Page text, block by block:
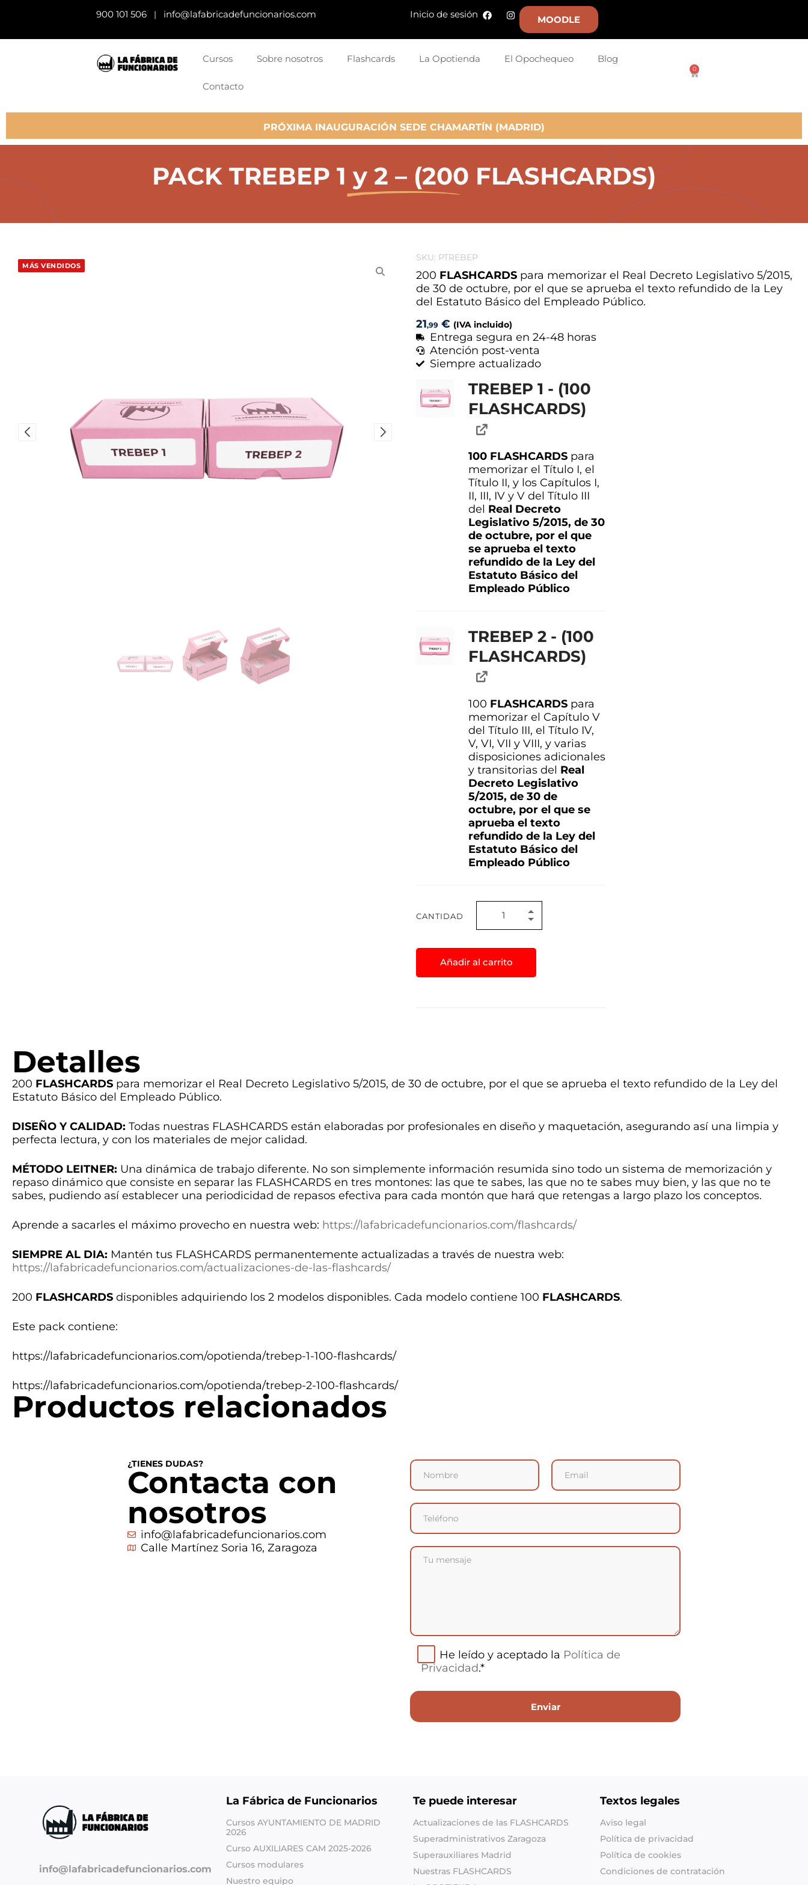
900 101 506 | info@lafabricadefuncionarios.com Inicio de sesión MOODLE
Cursos Sobre nosotros Flashcards La Opotienda El Opochequeo Blog
Contacto
0
PRÓXIMA INAUGURACIÓN SEDE CHAMARTÍN (MADRID)
PACK TREBEP 1 y 2 – (200 FLASHCARDS)
MÁS VENDIDOS
SKU: PTREBEP
200 FLASHCARDS para memorizar el Real Decreto Legislativo 5/2015,
de 30 de octubre, por el que se aprueba el texto refundido de la Ley
del Estatuto Básico del Empleado Público.
21,99 € (IVA incluido)
Entrega segura en 24-48 horas
Atención post-venta
Siempre actualizado
TREBEP 1 - (100
FLASHCARDS)
100 FLASHCARDS para
memorizar el Título I, el
Título II, y los Capítulos I,
II, III, IV y V del Título III
del Real Decreto
Legislativo 5/2015, de 30
de octubre, por el que
se aprueba el texto
refundido de la Ley del
Estatuto Básico del
Empleado Público
TREBEP 2 - (100
FLASHCARDS)
100 FLASHCARDS para
memorizar el Capítulo V
del Título III, el Título IV,
V, VI, VII y VIII, y varias
disposiciones adicionales
y transitorias del Real
Decreto Legislativo
5/2015, de 30 de
octubre, por el que se
aprueba el texto
refundido de la Ley del
Estatuto Básico del
Empleado Público
CANTIDAD
Añadir al carrito
Detalles
200 FLASHCARDS para memorizar el Real Decreto Legislativo 5/2015, de 30 de octubre, por el que se aprueba el texto refundido de la Ley del
Estatuto Básico del Empleado Público.
DISEÑO Y CALIDAD: Todas nuestras FLASHCARDS están elaboradas por profesionales en diseño y maquetación, asegurando así una limpia y
perfecta lectura, y con los materiales de mejor calidad.
MÉTODO LEITNER: Una dinámica de trabajo diferente. No son simplemente información resumida sino todo un sistema de memorización y
repaso dinámico que consiste en separar las FLASHCARDS en tres montones: las que te sabes, las que no te sabes muy bien, y las que no te
sabes, pudiendo así establecer una periodicidad de repasos efectiva para cada montón que hará que retengas a largo plazo los conceptos.
Aprende a sacarles el máximo provecho en nuestra web: https://lafabricadefuncionarios.com/flashcards/
SIEMPRE AL DIA: Mantén tus FLASHCARDS permanentemente actualizadas a través de nuestra web:
https://lafabricadefuncionarios.com/actualizaciones-de-las-flashcards/
200 FLASHCARDS disponibles adquiriendo los 2 modelos disponibles. Cada modelo contiene 100 FLASHCARDS.
Este pack contiene:
https://lafabricadefuncionarios.com/opotienda/trebep-1-100-flashcards/
https://lafabricadefuncionarios.com/opotienda/trebep-2-100-flashcards/
Productos relacionados
¿TIENES DUDAS?
Contacta con
nosotros
info@lafabricadefuncionarios.com
Calle Martínez Soria 16, Zaragoza
He leído y aceptado la Política de
Privacidad.*
info@lafabricadefuncionarios.com
La Fábrica de Funcionarios
Cursos AYUNTAMIENTO DE MADRID
2026
Curso AUXILIARES CAM 2025-2026
Cursos modulares
Nuestro equipo
Te puede interesar
Actualizaciones de las FLASHCARDS
Superadministrativos Zaragoza
Superauxiliares Madrid
Nuestras FLASHCARDS
Textos legales
Aviso legal
Política de privacidad
Política de cookies
Condiciones de contratación